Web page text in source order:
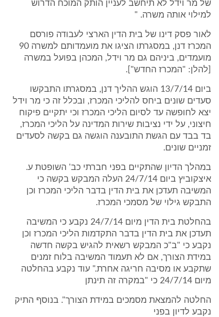
של מר וידל לא תיחשב לעניין הותק המוכח הדרוש
למילוי אותה משרה. "
לאור פסק דינו של בית הדין הארצי לעבודה פורסם
המכרז דנן, במסגרתו הציגו את מועמדותם למשרה 90
מועמדים, ביניהם גם מר וידל, המכהן בפועל במשרה
[להלן: "המכרז החדש"].
ביום 13/7/14 הוגש ההליך דנן, במסגרתו התבקשו
סעדים שונים ביחס להליכי המכרז, ובכלל זה כי מר וידל
יצא לחופשה עד לסיום הליכי המכרז וכי יתקיים פיקוח
חיצוני, על ידי נציבות שירות המדינה על הליכי המכרז,
בד בבד עם הגשת התובענה הוגשה גם בקשה לסעדים
זמניים שונים.
במהלך הדיון שהתקיים בפני חברתי כב' השופטת ע.
איצקוביץ ביום 24/7/14 העלה המבקש בקשה כי
המשיבה תעדכן את בית הדין בדבר הליכי המכרז וכן
התבקש גילוי של מסמכי המכרז.
בהחלטת בית הדין מיום 24/7/14 נקבע כי המשיבה
תעדכן את בית הדין בדבר התקדמות הליכי המכרז וכן
נקבע כי "ב"כ המבקש רשאית להגיש בקשה חדשה
במידת הצורך, אם לא תעמוד המשיבה בלוח זמנים
שתקבע או מסיבה חריגה אחרת." עוד נקבע בהחלטה
מיום 24/7/14 כי "במקרה זה תינתן
החלטה להמצאת מסמכים במידת הצורך". בנוסף התיק
נקבע לדיון בפני